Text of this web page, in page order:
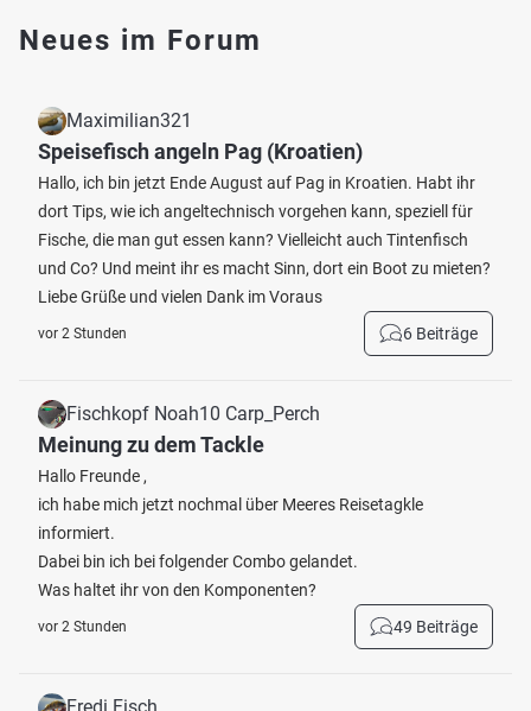
Neues im Forum
Maximilian321
Speisefisch angeln Pag (Kroatien)
Hallo, ich bin jetzt Ende August auf Pag in Kroatien. Habt ihr
dort Tips, wie ich angeltechnisch vorgehen kann, speziell für
Fische, die man gut essen kann? Vielleicht auch Tintenfisch
und Co? Und meint ihr es macht Sinn, dort ein Boot zu mieten?
Liebe Grüße und vielen Dank im Voraus
vor 2 Stunden 6 Beiträge
Fischkopf Noah10 Carp_Perch
Meinung zu dem Tackle
Hallo Freunde ,
ich habe mich jetzt nochmal über Meeres Reisetagkle
informiert.
Dabei bin ich bei folgender Combo gelandet.
Was haltet ihr von den Komponenten?
vor 2 Stunden 49 Beiträge